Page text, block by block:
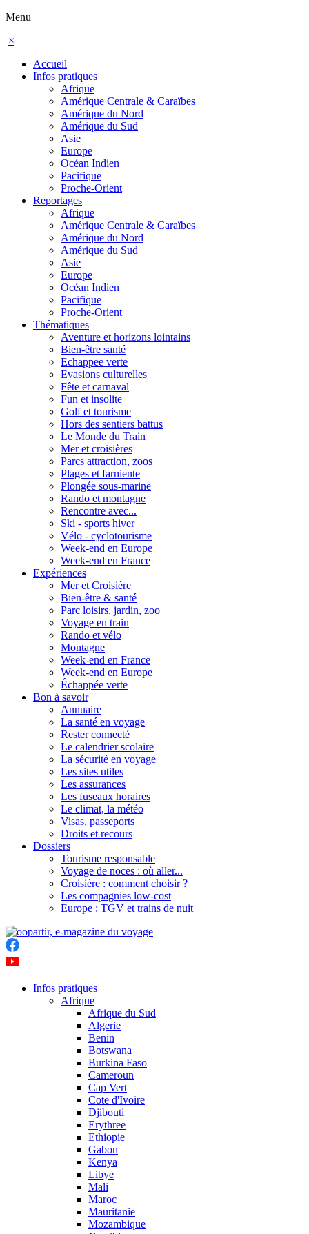
Menu
×
Accueil
Infos pratiques
Afrique
Amérique Centrale & Caraïbes
Amérique du Nord
Amérique du Sud
Asie
Europe
Océan Indien
Pacifique
Proche-Orient
Reportages
Afrique
Amérique Centrale & Caraïbes
Amérique du Nord
Amérique du Sud
Asie
Europe
Océan Indien
Pacifique
Proche-Orient
Thématiques
Aventure et horizons lointains
Bien-être santé
Echappee verte
Evasions culturelles
Fête et carnaval
Fun et insolite
Golf et tourisme
Hors des sentiers battus
Le Monde du Train
Mer et croisières
Parcs attraction, zoos
Plages et farniente
Plongée sous-marine
Rando et montagne
Rencontre avec...
Ski - sports hiver
Vélo - cyclotourisme
Week-end en Europe
Week-end en France
Expériences
Mer et Croisière
Bien-être & santé
Parc loisirs, jardin, zoo
Voyage en train
Rando et vélo
Montagne
Week-end en France
Week-end en Europe
Échappée verte
Bon à savoir
Annuaire
La santé en voyage
Rester connecté
Le calendrier scolaire
La sécurité en voyage
Les sites utiles
Les assurances
Les fuseaux horaires
Le climat, la météo
Visas, passeports
Droits et recours
Dossiers
Tourisme responsable
Voyage de noces : où aller...
Croisière : comment choisir ?
Les compagnies low-cost
Europe : TGV et trains de nuit
Infos pratiques
Afrique
Afrique du Sud
Algerie
Benin
Botswana
Burkina Faso
Cameroun
Cap Vert
Cote d'Ivoire
Djibouti
Erythree
Ethiopie
Gabon
Kenya
Libye
Mali
Maroc
Mauritanie
Mozambique